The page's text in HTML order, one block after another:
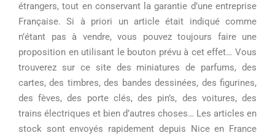
étrangers, tout en conservant la garantie d’une entreprise
Française.Si à priori un article était indiqué comme
n’étant pas à vendre, vous pouvez toujours faire une
proposition en utilisant le bouton prévu à cet effet… Vous
trouverez sur ce site des miniatures de parfums, des
cartes, des timbres, des bandes dessinées, des figurines,
des fèves, des porte clés, des pin’s, des voitures, des
trains électriques et bien d’autres choses… Les articles en
stock sont envoyés rapidement depuis Nice en France